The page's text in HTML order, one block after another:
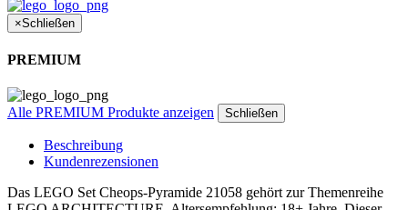
×Schließen
PREMIUM
Alle PREMIUM Produkte anzeigen Schließen
Beschreibung
Kundenrezensionen
Das LEGO Set Cheops-Pyramide 21058 gehört zur Themenreihe